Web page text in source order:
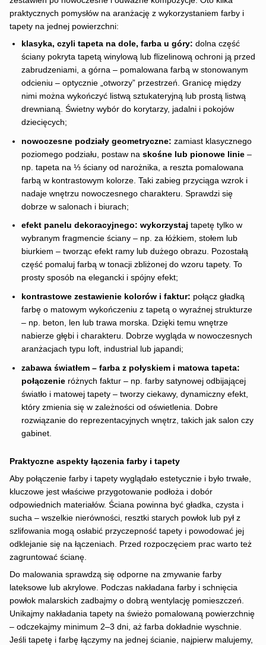
praktycznych pomysłów na aranżację z wykorzystaniem farby i
tapety na jednej powierzchni:
klasyka, czyli tapeta na dole, farba u góry:dolna część
ściany pokryta tapetą winylową lub flizelinową ochroni ją przed
zabrudzeniami, a górna – pomalowana farbą w stonowanym
odcieniu – optycznie „otworzy” przestrzeń. Granicę między
nimi można wykończyć listwą sztukateryjną lub prostą listwą
drewnianą. Świetny wybór do korytarzy, jadalni i pokojów
dziecięcych;
nowoczesne podziały geometryczne:zamiast klasycznego
poziomego podziału, postaw naskośne lub pionowe linie –
np. tapeta na ⅓ ściany od narożnika, a reszta pomalowana
farbą w kontrastowym kolorze. Taki zabieg przyciąga wzrok i
nadaje wnętrzu nowoczesnego charakteru. Sprawdzi się
dobrze w salonach i biurach;
efekt panelu dekoracyjnego: wykorzystaj tapetę tylko w
wybranym fragmencie ściany – np. za łóżkiem, stołem lub
biurkiem – tworząc efekt ramy lub dużego obrazu. Pozostałą
część pomaluj farbą w tonacji zbliżonej do wzoru tapety. To
prosty sposób na elegancki i spójny efekt;
kontrastowe zestawienie kolorów i faktur: połącz gładką
farbę o matowym wykończeniu z tapetą o wyraźnej strukturze
– np. beton, len lub trawa morska. Dzięki temu wnętrze
nabierze głębi i charakteru. Dobrze wygląda w nowoczesnych
aranżacjach typu loft, industrial lub japandi;
zabawa światłem – farba z połyskiem i matowa tapeta:
połączenie różnych faktur – np. farby satynowej odbijającej
światło i matowej tapety – tworzy ciekawy, dynamiczny efekt,
który zmienia się w zależności od oświetlenia. Dobre
rozwiązanie do reprezentacyjnych wnętrz, takich jak salon czy
gabinet.
Praktyczne aspekty łączenia farby i tapety
Aby połączenie farby i tapety wyglądało estetycznie i było trwałe,
kluczowe jest właściwe przygotowanie podłoża i dobór
odpowiednich materiałów. Ściana powinna być gładka, czysta i
sucha – wszelkie nierówności, resztki starych powłok lub pył z
szlifowania mogą osłabić przyczepność tapety i powodować jej
odklejanie się na łączeniach. Przed rozpoczęciem prac warto też
zagruntować ścianę.
Do malowania sprawdzą się odporne na zmywanie farby
lateksowe lub akrylowe. Podczas nakładana farby i schnięcia
powłok malarskich zadbajmy o dobrą wentylację pomieszczeń.
Unikajmy nakładania tapety na świeżo pomalowaną powierzchnię
– odczekajmy minimum 2–3 dni, aż farba dokładnie wyschnie.
Jeśli tapetę i farbę łączymy na jednej ścianie, najpierw malujemy,